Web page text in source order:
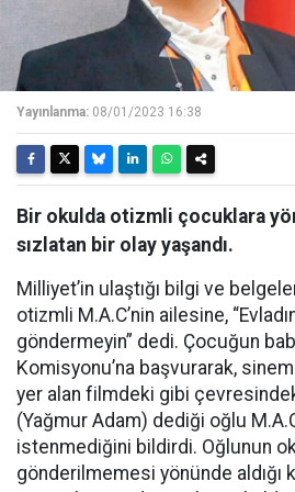
Yayınlanma: 08/01/2023 16:38
Bir okulda otizmli çocuklara
sızlatan bir olay yaşandı.
Milliyet’in ulaştığı bilgi ve
otizmli M.A.C’nin ailesine,
göndermeyin” dedi. Çocuğun
Komisyonu’na başvurarak,
yer alan filmdeki gibi
(Yağmur Adam) dediği oğlu
istenmediğini bildirdi. Oğlunun
gönderilmemesi yönünde aldığı